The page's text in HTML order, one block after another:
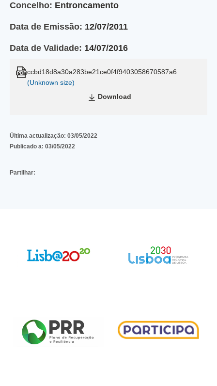
Concelho: Entroncamento
Data de Emissão: 12/07/2011
Data de Validade: 14/07/2016
ccbd18d8a30a283be21ce0f4f9403058670587a6
(Unknown size)
Download
Última actualização: 03/05/2022
Publicado a: 03/05/2022
Partilhar: